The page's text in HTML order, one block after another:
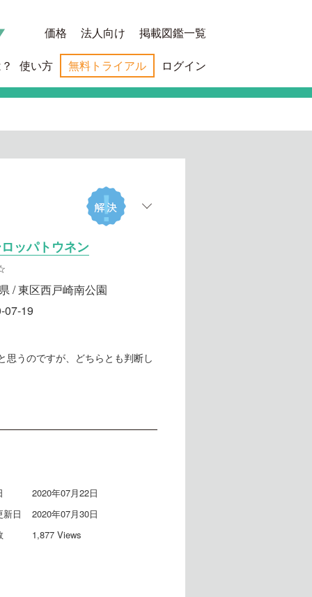
価格 法人向け 掲載図鑑一覧
使い方 無料トライアル ログイン
ッパトウネン
/ 東区西戸崎南公園
07-19
思うのですが、どちらとも判断し
2020年07月22日
新日
2020年07月30日
1,877 Views